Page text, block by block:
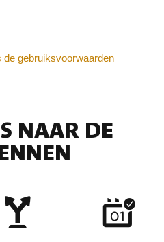
de gebruiksvoorwaarden
NAAR DE